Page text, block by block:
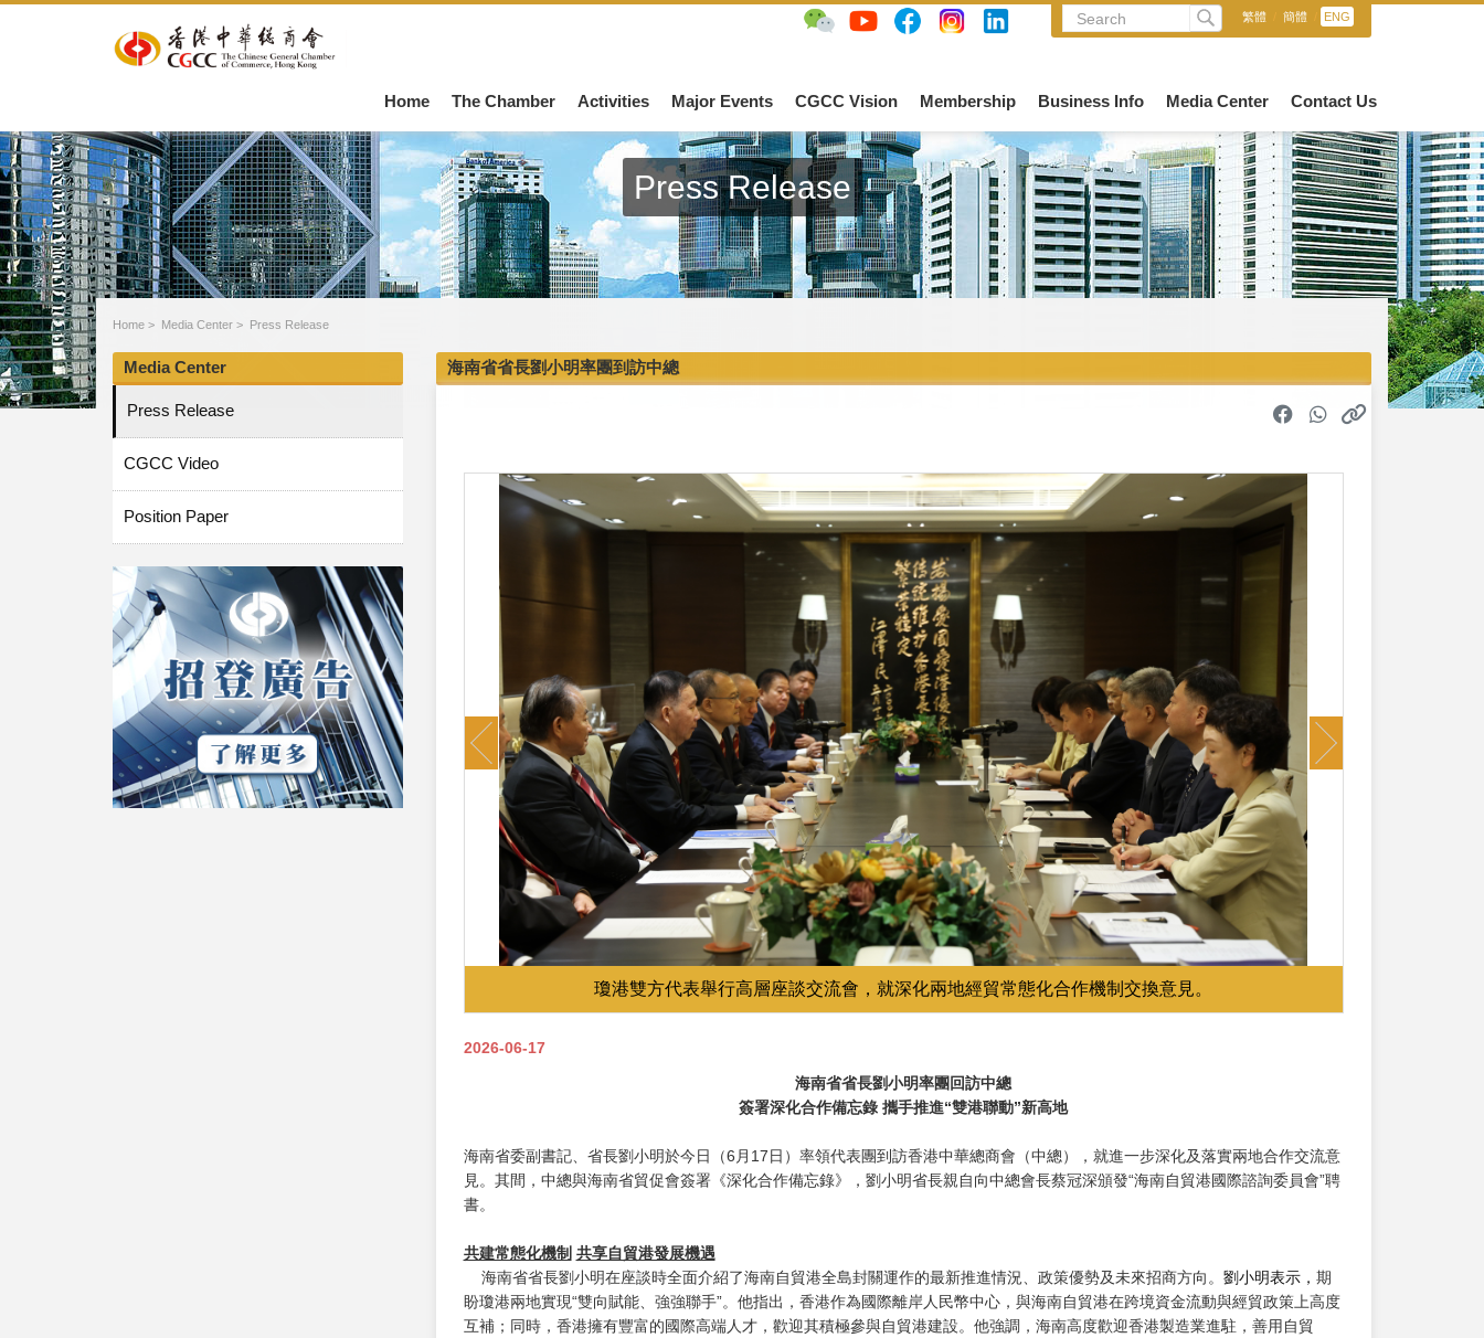
繁體 簡體 ENG
Home The Chamber Activities Major Events CGCC Vision Membership Business Info Media Center Contact Us
Press Release
Home > Media Center > Press Release
Media Center
Press Release
CGCC Video
Position Paper
海南省省長劉小明率團到訪中總
瓊港雙方代表舉行高層座談交流會，就深化兩地經貿常態化合作機制交換意見。
Previous Next
2026-06-17
海南省省長劉小明率團回訪中總
簽署深化合作備忘錄 攜手推進“雙港聯動”新高地
海南省委副書記、省長劉小明於今日（6月17日）率領代表團到訪香港中華總商會（中總），就進一步深化及落實兩地合作交流意
見。其間，中總與海南省貿促會簽署《深化合作備忘錄》，劉小明省長親自向中總會長蔡冠深頒發“海南自貿港國際諮詢委員會”聘
書。
共建常態化機制 共享自貿港發展機遇
海南省省長劉小明在座談時全面介紹了海南自貿港全島封關運作的最新推進情況、政策優勢及未來招商方向。 劉小明表示， 期
盼瓊港兩地實現“雙向賦能、強強聯手”。他指出，香港作為國際離岸人民幣中心，與海南自貿港在跨境資金流動與經貿政策上高度
互補；同時，香港擁有豐富的國際高端人才，歡迎其積極參與自貿港建設。他強調，海南高度歡迎香港製造業進駐，善用自貿